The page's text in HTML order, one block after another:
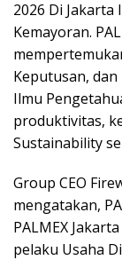
2026 Di Jakarta
Kemayoran.
Keputusan,
Ilmu
produktivitas,
Sustainability
Group CEO
mengatakan,
PALMEX
pelaku Usaha